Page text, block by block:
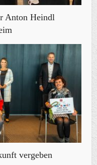
Anton Heindl
vergeben